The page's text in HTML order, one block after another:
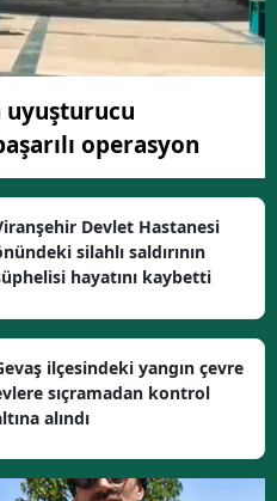
uyuşturucu
operasyon
Devlet Hastanesi
silahlı saldırının
hayatını kaybetti
ilçesindeki yangın çevre
sıçramadan kontrol
alındı